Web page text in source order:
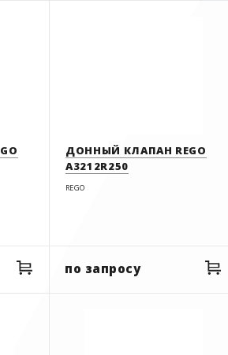
ДОННЫЙ КЛАПАН REGO
A3212R250
REGO
по запросу